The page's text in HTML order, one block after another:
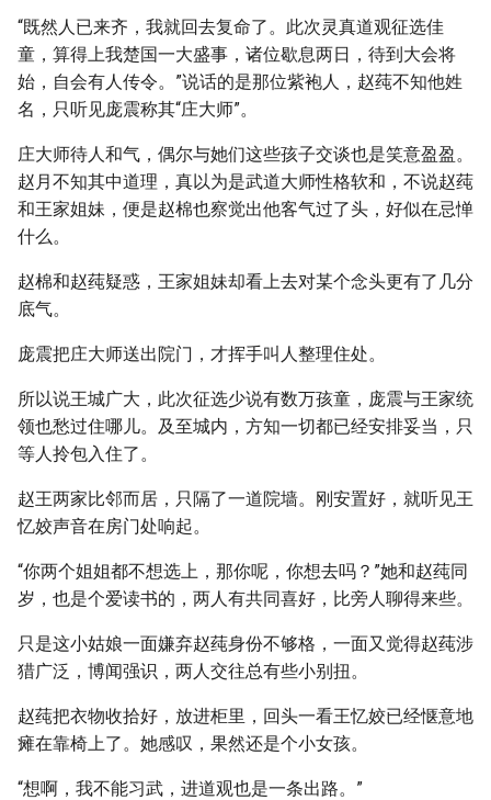
“既然人已来齐，我就回去复命了。此次灵真道观征选佳
童，算得上我楚国一大盛事，诸位歇息两日，待到大会将
始，自会有人传令。”说话的是那位紫袍人，赵莼不知他姓
名，只听见庞震称其“庄大师”。
庄大师待人和气，偶尔与她们这些孩子交谈也是笑意盈盈。
赵月不知其中道理，真以为是武道大师性格软和，不说赵莼
和王家姐妹，便是赵棉也察觉出他客气过了头，好似在忌惮
什么。
赵棉和赵莼疑惑，王家姐妹却看上去对某个念头更有了几分
底气。
庞震把庄大师送出院门，才挥手叫人整理住处。
所以说王城广大，此次征选少说有数万孩童，庞震与王家统
领也愁过住哪儿。及至城内，方知一切都已经安排妥当，只
等人拎包入住了。
赵王两家比邻而居，只隔了一道院墙。刚安置好，就听见王
忆姣声音在房门处响起。
“你两个姐姐都不想选上，那你呢，你想去吗？”她和赵莼同
岁，也是个爱读书的，两人有共同喜好，比旁人聊得来些。
只是这小姑娘一面嫌弃赵莼身份不够格，一面又觉得赵莼涉
猎广泛，博闻强识，两人交往总有些小别扭。
赵莼把衣物收拾好，放进柜里，回头一看王忆姣已经惬意地
瘫在靠椅上了。她感叹，果然还是个小女孩。
“想啊，我不能习武，进道观也是一条出路。”